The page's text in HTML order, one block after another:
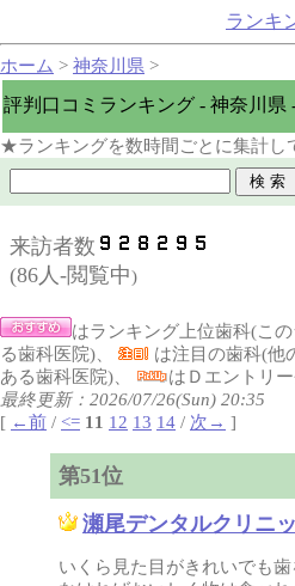
ランキ
ホーム > 神奈川県 >
評判口コミランキング - 神奈川県
★ランキングを数時間ごとに集計し
来訪者数
(86人-閲覧中)
はランキング上位歯科(こ
る歯科医院)、
は注目の歯科(他
ある歯科医院)、
はＤエントリ
最終更新：2026/07/26(Sun) 20:35
[ ←前 / <= 11 12 13 14 / 次→ ]
第51位
瀬尾デンタルクリニ
いくら見た目がきれいでも